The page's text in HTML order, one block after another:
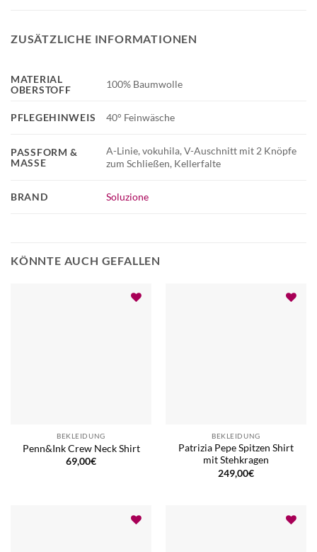
ZUSÄTZLICHE INFORMATIONEN
BRAND Soluzione
MATERIAL
OBERSTOFF
100% Baumwolle
PFLEGEHINWEIS 40° Feinwäsche
PASSFORM &
MASSE
A-Linie, vokuhila, V-Auschnitt mit 2 Knöpfe
zum Schließen, Kellerfalte
KÖNNTE AUCH GEFALLEN
BEKLEIDUNG
Penn&Ink Crew Neck Shirt
69,00€
BEKLEIDUNG
Patrizia Pepe Spitzen Shirt
mit Stehkragen
249,00€